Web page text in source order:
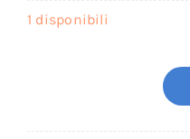
1 disponibili